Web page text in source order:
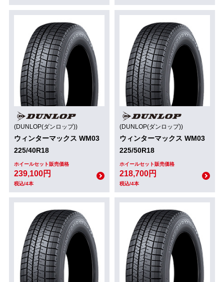
(DUNLOP(ダンロップ))
ウィンターマックス WM03
225/40R18
ホイールセット販売価格
239,100円
税込/4本
(DUNLOP(ダンロップ))
ウィンターマックス WM03
225/50R18
ホイールセット販売価格
218,700円
税込/4本